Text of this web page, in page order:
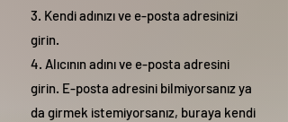
3. Kendi adınızı ve e-posta adresinizi
girin.
4. Alıcının adını ve e-posta adresini
girin. E-posta adresini bilmiyorsanız ya
da girmek istemiyorsanız, buraya kendi